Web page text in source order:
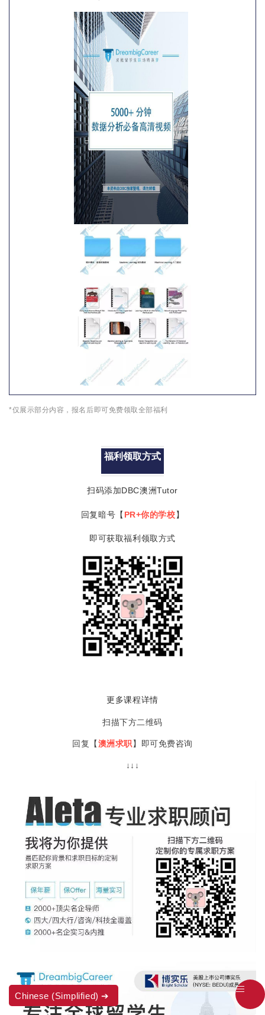
*仅展示部分内容，报名后即可免费领取全部福利
福利领取方式
扫码添加DBC澳洲Tutor
回复暗号【 PR+你的学校】
即可获取福利领取方式
更多课程详情
扫描下方二维码
回复【澳洲求职】即可免费咨询
↓↓↓
Chinese (Simplified)